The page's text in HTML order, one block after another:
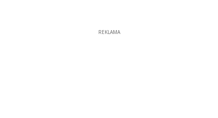
REKLAMA